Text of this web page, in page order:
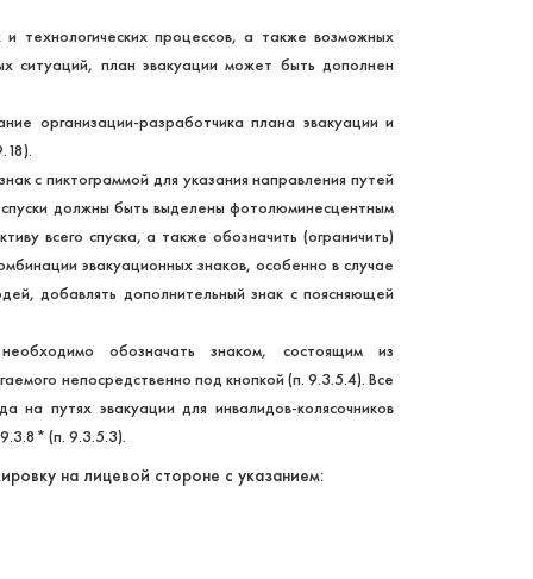
технологических процессов, а также возможных
ситуаций, план эвакуации может быть дополнен
организации-разработчика плана эвакуации и
с пиктограммой для указания направления путей
должны быть выделены фотолюминесцентным
всего спуска, а также обозначить (ограничить)
эвакуационных знаков, особенно в случае
добавлять дополнительный знак с поясняющей
обозначать знаком, состоящим из
непосредственно под кнопкой (п. 9.3.5.4). Все
на путях эвакуации для инвалидов-колясочников
(п. 9.3.5.3).
на лицевой стороне с указанием: